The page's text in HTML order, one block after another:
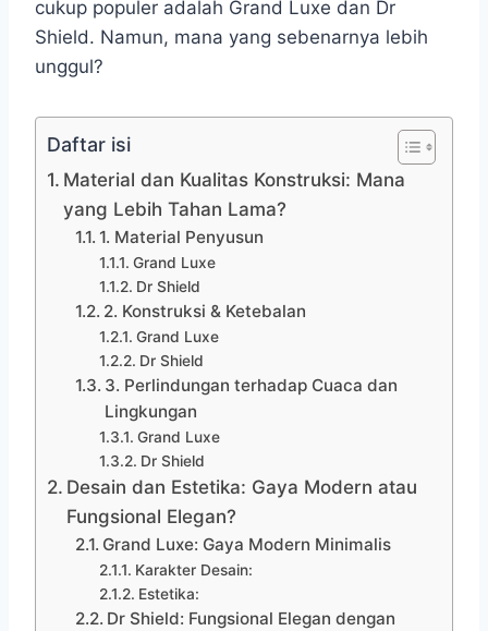
cukup populer adalah Grand Luxe dan Dr
Shield. Namun, mana yang sebenarnya lebih
unggul?
Daftar isi
Material dan Kualitas Konstruksi: Mana
yang Lebih Tahan Lama?
1. Material Penyusun
Grand Luxe
Dr Shield
2. Konstruksi & Ketebalan
Grand Luxe
Dr Shield
3. Perlindungan terhadap Cuaca dan
Lingkungan
Grand Luxe
Dr Shield
Desain dan Estetika: Gaya Modern atau
Fungsional Elegan?
Grand Luxe: Gaya Modern Minimalis
Karakter Desain:
Estetika:
Dr Shield: Fungsional Elegan dengan